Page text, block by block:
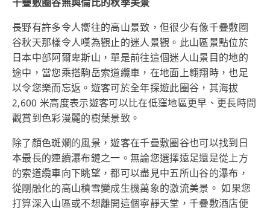
長野有許多令人嚮往的高山景致，但很少有像千疊敷圈
谷秋天那樣令人嘆為觀止的迷人景觀。此山區景點位於
日本中部阿爾卑斯山，單是前往這個迷人山景目的地的
途中，當您乘搭駒岳索道纜車，在地面上翱翔時，也足
以令您樂而忘返。遊客可於全年探遊此圈谷，其海拔
2,600 米高度表示遊客可以比在低窪地區更早、更長時間
觀賞到色彩漫麗的樹葉景致。
除了顏色斑斕的風景，遊客在千疊敷圈谷也可以找到日
本最長的連續瀑布鏈之一。無論您選擇遠足還是從上方
的索道纜車向下眺望，都可以盡見中五所山谷的瀑布，
從剛融化的高山積雪變成生機萬象的激流美景。 如果您
打算深入山區或不想離開這個寧靜天堂，千疊敷酒店便